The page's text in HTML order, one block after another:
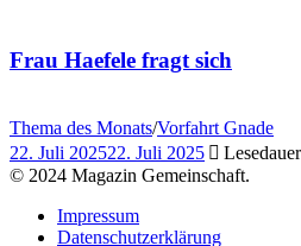
Frau Haefele fragt sich
Thema des Monats/Vorfahrt Gnade
22. Juli 202522. Juli 2025
© 2024 Magazin Gemeinschaft.
Impressum
Datenschutzerklärung